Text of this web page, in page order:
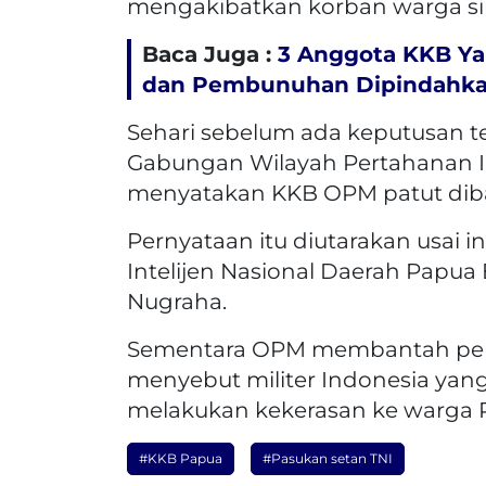
mengakibatkan korban warga
Baca Juga : 3 Anggota KKB
dan Pembunuhan
Sehari sebelum ada keputusan
Gabungan Wilayah Pertahanan
menyatakan KKB OPM patut
Pernyataan itu diutarakan usai
Intelijen Nasional Daerah
Nugraha.
Sementara OPM membantah
menyebut militer Indonesia
melakukan kekerasan ke warga
#KKB Papua #Pasukan setan TNI